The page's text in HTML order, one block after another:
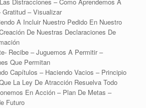
Gratitud – Visualizar
A Incluir Nuestro Pedido En Nuestro
De Nuestras Declaraciones De
Recibe – Juguemos A Permitir –
Que Permitan
Capítulos – Haciendo Vacios – Principio
La Ley De Atracción Resuelva Todo
En Acción – Plan De Metas –
Futuro